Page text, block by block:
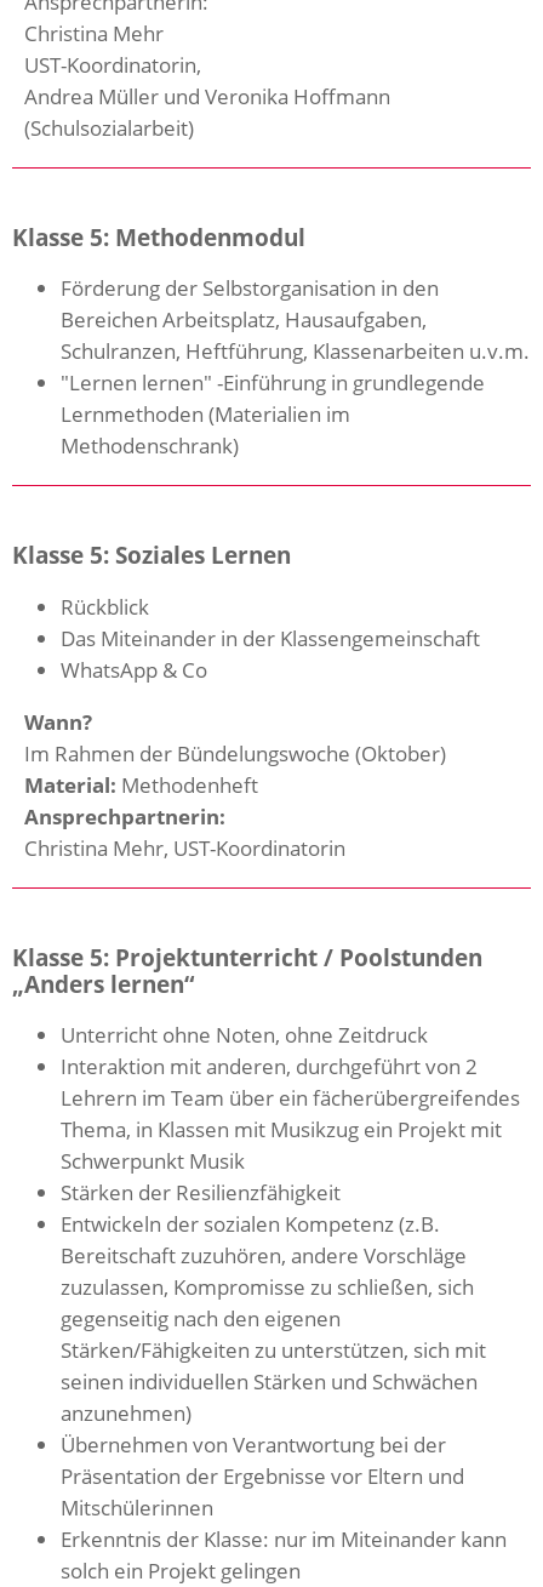
Christina Mehr
UST-Koordinatorin,
Andrea Müller und Veronika Hoffmann
(Schulsozialarbeit)
Klasse 5: Methodenmodul
Förderung der Selbstorganisation in den
Bereichen Arbeitsplatz, Hausaufgaben,
Schulranzen, Heftführung, Klassenarbeiten u.v.m.
"Lernen lernen" -Einführung in grundlegende
Lernmethoden (Materialien im
Methodenschrank)
Klasse 5: Soziales Lernen
Rückblick
Das Miteinander in der Klassengemeinschaft
WhatsApp & Co
Wann?
Im Rahmen der Bündelungswoche (Oktober)
Material: Methodenheft
Ansprechpartnerin:
Christina Mehr, UST-Koordinatorin
Klasse 5: Projektunterricht / Poolstunden
„Anders lernen“
Unterricht ohne Noten, ohne Zeitdruck
Interaktion mit anderen, durchgeführt von 2
Lehrern im Team über ein fächerübergreifendes
Thema, in Klassen mit Musikzug ein Projekt mit
Schwerpunkt Musik
Stärken der Resilienzfähigkeit
Entwickeln der sozialen Kompetenz (z.B.
Bereitschaft zuzuhören, andere Vorschläge
zuzulassen, Kompromisse zu schließen, sich
gegenseitig nach den eigenen
Stärken/Fähigkeiten zu unterstützen, sich mit
seinen individuellen Stärken und Schwächen
anzunehmen)
Übernehmen von Verantwortung bei der
Präsentation der Ergebnisse vor Eltern und
Mitschülerinnen
Erkenntnis der Klasse: nur im Miteinander kann
solch ein Projekt gelingen